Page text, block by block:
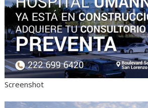
Screenshot